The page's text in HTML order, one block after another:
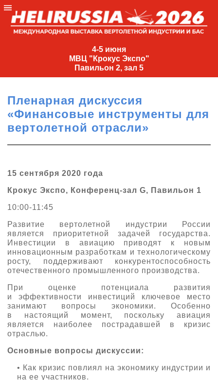
4-5 июня
МВЦ "Крокус Экспо"
Павильон 2, зал 5
4-
МВЦ
Экспо"
Павильон
2,
зал
+7
477-
Партнеры выставки
Крокус Экспо
Даты будущих выставок
Документы
Контакты
Для участников
Заявка на участие
Заочное участие
Прилет на выставку
Основные требования МВЦ «Крокус Экспо»
Для посетителей
Место проведения HeliRussia
Схема проезда
Для СМИ
Аккредитация прессы
Условия инфопартнёрства
Положение об аккредитации
Публикации о выставке
Архив
Пленарная дискуссия
«Финансовые инструменты для
вертолетной отрасли»
15 сентября 2020 года
Крокус Экспо, Конференц-зал G, Павильон 1
10:00-11:45
Развитие вертолетной индустрии России
является приоритетной задачей государства.
Инвестиции в авиацию приводят к новым
инновационным разработкам и технологическому
росту, поддерживают конкурентоспособность
отечественного промышленного производства.
При оценке потенциала развития
и эффективности инвестиций ключевое место
занимают вопросы экономики. Особенно
в настоящий момент, поскольку авиация
является наиболее пострадавшей в кризис
отраслью.
Основные вопросы дискуссии:
• Как кризис повлиял на экономику индустрии и
на ее участников.